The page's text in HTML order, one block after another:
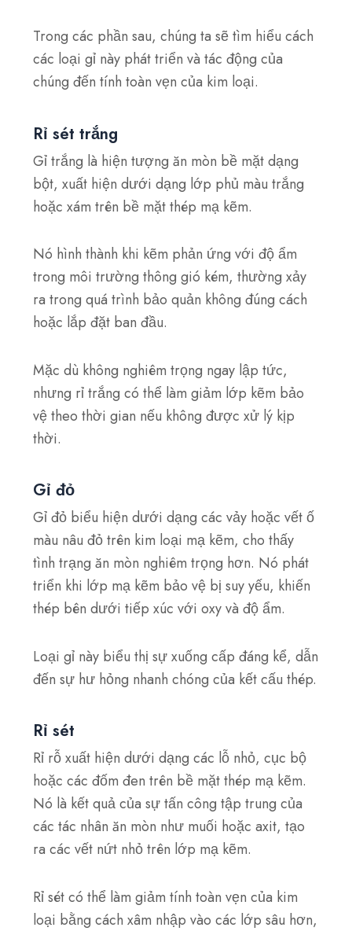
Trong các phần sau, chúng ta sẽ tìm hiểu cách
các loại gỉ này phát triển và tác động của
chúng đến tính toàn vẹn của kim loại.
Rỉ sét trắng
Gỉ trắng là hiện tượng ăn mòn bề mặt dạng
bột, xuất hiện dưới dạng lớp phủ màu trắng
hoặc xám trên bề mặt thép mạ kẽm.
Nó hình thành khi kẽm phản ứng với độ ẩm
trong môi trường thông gió kém, thường xảy
ra trong quá trình bảo quản không đúng cách
hoặc lắp đặt ban đầu.
Mặc dù không nghiêm trọng ngay lập tức,
nhưng rỉ trắng có thể làm giảm lớp kẽm bảo
vệ theo thời gian nếu không được xử lý kịp
thời.
Gỉ đỏ
Gỉ đỏ biểu hiện dưới dạng các vảy hoặc vết ố
màu nâu đỏ trên kim loại mạ kẽm, cho thấy
tình trạng ăn mòn nghiêm trọng hơn. Nó phát
triển khi lớp mạ kẽm bảo vệ bị suy yếu, khiến
thép bên dưới tiếp xúc với oxy và độ ẩm.
Loại gỉ này biểu thị sự xuống cấp đáng kể, dẫn
đến sự hư hỏng nhanh chóng của kết cấu thép.
Rỉ sét
Rỉ rỗ xuất hiện dưới dạng các lỗ nhỏ, cục bộ
hoặc các đốm đen trên bề mặt thép mạ kẽm.
Nó là kết quả của sự tấn công tập trung của
các tác nhân ăn mòn như muối hoặc axit, tạo
ra các vết nứt nhỏ trên lớp mạ kẽm.
Rỉ sét có thể làm giảm tính toàn vẹn của kim
loại bằng cách xâm nhập vào các lớp sâu hơn,